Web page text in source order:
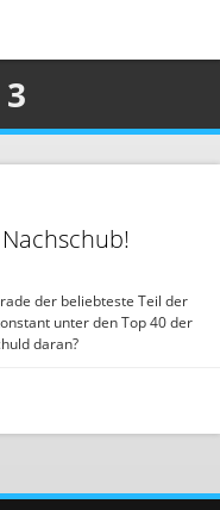
der beliebteste Teil der
unter den Top 40 der
daran?